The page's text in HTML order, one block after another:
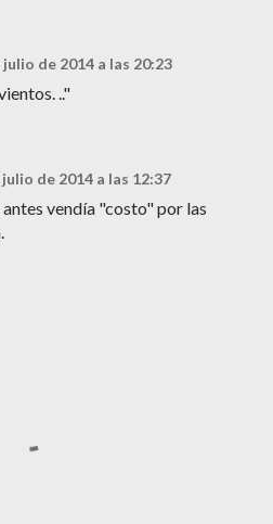
julio de 2014 a las 20:23
.."
julio de 2014 a las 12:37
vendía "costo" por las